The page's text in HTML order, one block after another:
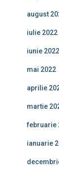
august
iulie 2022
iunie 2022
mai 2022
aprilie
martie
februarie
ianuarie